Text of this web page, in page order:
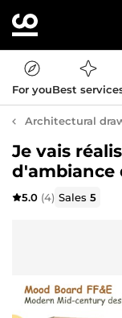
For youBest
Architectural
Je vais
d'ambiance
5.0 (4) Sales5